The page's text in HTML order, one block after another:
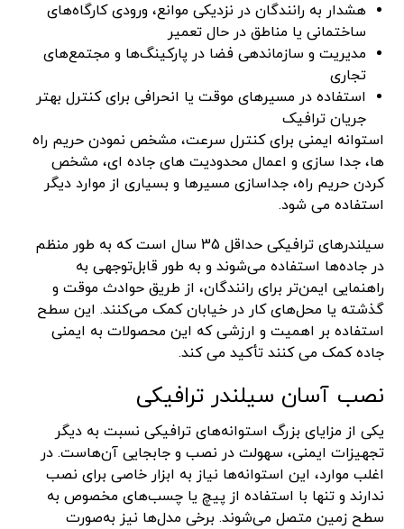
هشدار به رانندگان در نزدیکی موانع، ورودی کارگاه‌های
ساختمانی یا مناطق در حال تعمیر
مدیریت و سازماندهی فضا در پارکینگ‌ها و مجتمع‌های
تجاری
استفاده در مسیرهای موقت یا انحرافی برای کنترل بهتر
جریان ترافیک
استوانه ایمنی برای کنترل سرعت، مشخص نمودن حریم راه
ها، جدا سازی و اعمال محدودیت های جاده ای، مشخص
کردن حریم راه، جداسازی مسیرها و بسیاری از موارد دیگر
استفاده می شود.
سیلندرهای ترافیکی حداقل 35 سال است که به طور منظم
در جاده‌ها استفاده می‌شوند و به طور قابل‌توجهی به
راهنمایی ایمن‌تر برای رانندگان، از طریق حوادث موقت و
گذشته یا محل‌های کار در خیابان کمک می‌کنند. این سطح
استفاده بر اهمیت و ارزشی که این محصولات به ایمنی
جاده کمک می کنند تأکید می کند.
نصب آسان سیلندر ترافیکی
یکی از مزایای بزرگ استوانه‌های ترافیکی نسبت به دیگر
تجهیزات ایمنی، سهولت در نصب و جابجایی آن‌هاست. در
اغلب موارد، این استوانه‌ها نیاز به ابزار خاصی برای نصب
ندارند و تنها با استفاده از پیچ یا چسب‌های مخصوص به
سطح زمین متصل می‌شوند. برخی مدل‌ها نیز به‌صورت